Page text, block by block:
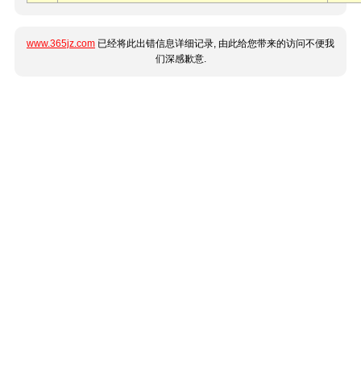
www.365jz.com 已经将此出错信息详细记录, 由此给您带来的访问不便我
们深感歉意.